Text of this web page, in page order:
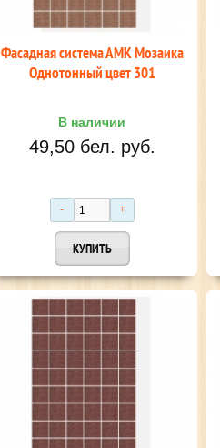
Фасадная система АМК Мозаика
Однотонный цвет 301
В наличии
49,50 бел. руб.